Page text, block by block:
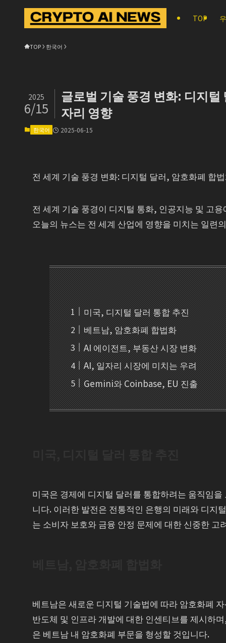
TOP
TOP 한국어
글로벌 기술 풍경 변화: 디지
자리 영향
2025
6/15
한국어 2025-06-15
전 세계 기술 풍경 변화: 디지털 달러, 암호화폐 합
전 세계 기술 풍경이 디지털 통화, 인공지능 및 고
오늘의 뉴스는 전 세계 산업에 영향을 미치는 일련
미국, 디지털 달러 통합 추진
베트남, 암호화폐 합법화
AI 에이전트, 부동산 시장 변화
AI, 일자리 시장에 미치는 우려
Gemini와 Coinbase, EU 진출
미국은 경제에 디지털 달러를 통합하려는 움직임
니다. 이러한 발전은 전통적인 은행의 미래와 디지
는 소비자 보호와 금융 안정 문제에 대한 신중한 고
베트남은 새로운 디지털 기술법에 따라 암호화폐
반도체 및 인프라 개발에 대한 인센티브를 제시하
은 베트남 내 암호화폐 부문을 형성할 것입니다.